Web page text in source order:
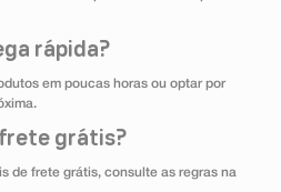
rápida?
em poucas horas ou optar por
frete grátis?
de frete grátis, consulte as regras na